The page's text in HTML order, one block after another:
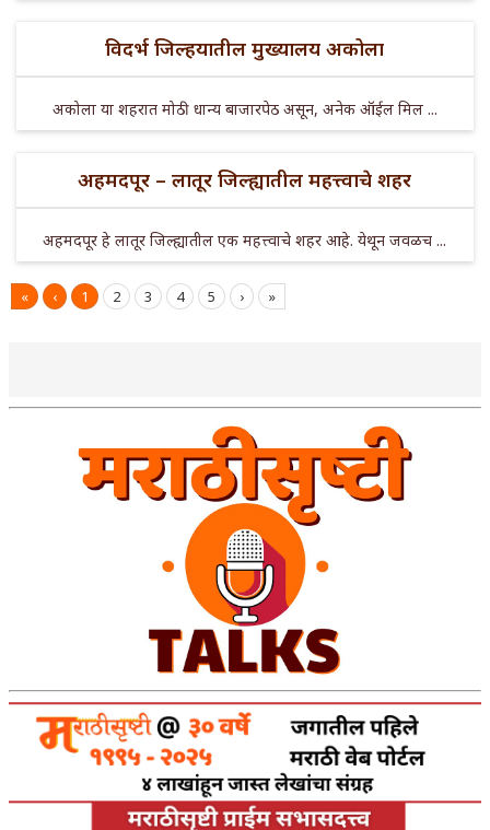
विदर्भ जिल्हयातील मुख्यालय अकोला
अकोला या शहरात मोठी धान्य बाजारपेठ असून, अनेक ऑईल मिल ...
अहमदपूर – लातूर जिल्ह्यातील महत्त्वाचे शहर
अहमदपूर हे लातूर जिल्ह्यातील एक महत्त्वाचे शहर आहे. येथून जवळच ...
« ‹ 1 2 3 4 5 › »